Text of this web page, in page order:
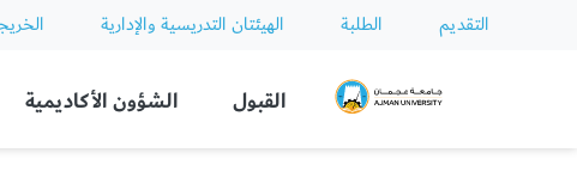
التقديم الطلبة الهيئتان التدريسية والإدارية
Ajman University
القبول الشؤون الأكاديمية